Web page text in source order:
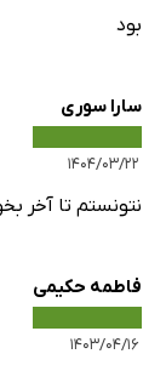
بود
سارا سوری
۱۴۰۴/۰۳/۲۲
نتونستم تا آخر
فاطمه حکیمی
۱۴۰۳/۰۴/۱۶